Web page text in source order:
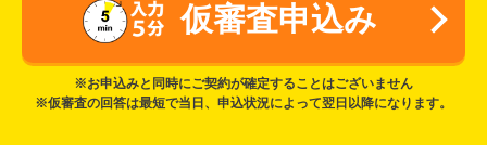
仮審査申込み
※お申込みと同時にご契約が確定することはございません
※仮審査の回答は最短で当日、申込状況によって翌日以降になります。